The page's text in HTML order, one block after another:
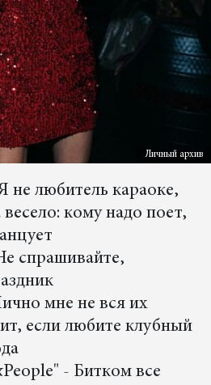
Личный архив
не любитель караоке,
весело: кому надо поет,
спрашивайте,
мне не вся их
если любите клубный
- Битком все